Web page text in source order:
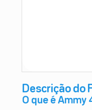
Descrição do
O que é Ammy